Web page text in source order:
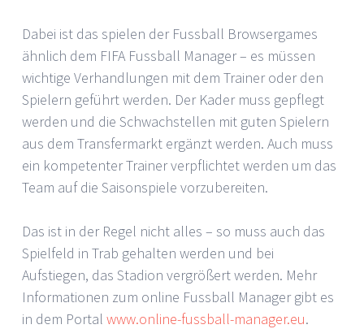
Dabei ist das spielen der Fussball Browsergames
ähnlich dem FIFA Fussball Manager – es müssen
wichtige Verhandlungen mit dem Trainer oder den
Spielern geführt werden. Der Kader muss gepflegt
werden und die Schwachstellen mit guten Spielern
aus dem Transfermarkt ergänzt werden. Auch muss
ein kompetenter Trainer verpflichtet werden um das
Team auf die Saisonspiele vorzubereiten.
Das ist in der Regel nicht alles – so muss auch das
Spielfeld in Trab gehalten werden und bei
Aufstiegen, das Stadion vergrößert werden. Mehr
Informationen zum online Fussball Manager gibt es
in dem Portal www.online-fussball-manager.eu.